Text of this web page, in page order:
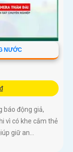
NƯỚC
báo động giả,
vì có khe cắm thẻ
giữ an...